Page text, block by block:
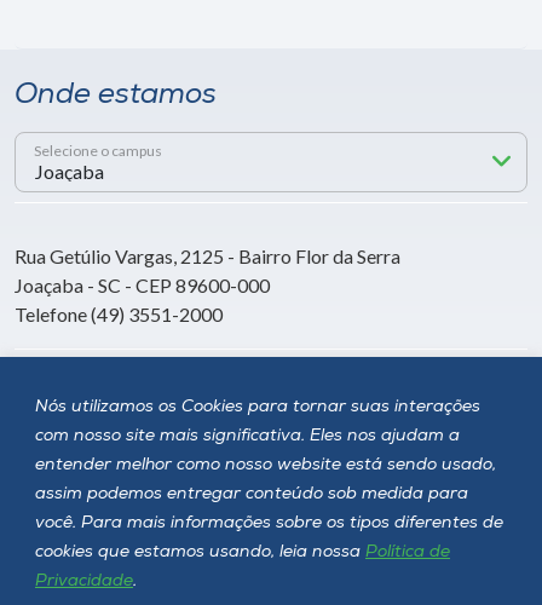
Nós utilizamos os Cookies para tornar suas interações
com nosso site mais significativa. Eles nos ajudam a
entender melhor como nosso website está sendo usado,
assim podemos entregar conteúdo sob medida para
você. Para mais informações sobre os tipos diferentes de
cookies que estamos usando, leia nossa Política de
Privacidade.
Onde estamos
Selecione o campus
Rua Getúlio Vargas, 2125 - Bairro Flor da Serra
Joaçaba - SC - CEP 89600-000
Telefone (49) 3551-2000
Siga a Unoesc